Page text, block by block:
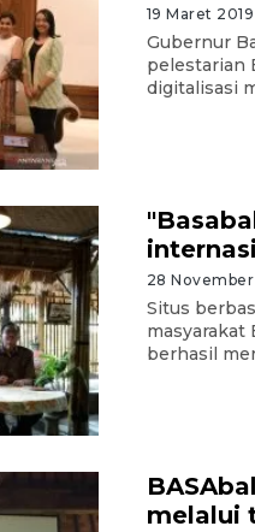
19 Maret 2019
Gubernur
pelestarian
digitalisasi
28 November
Situs
masyarakat
berhasil
melalui